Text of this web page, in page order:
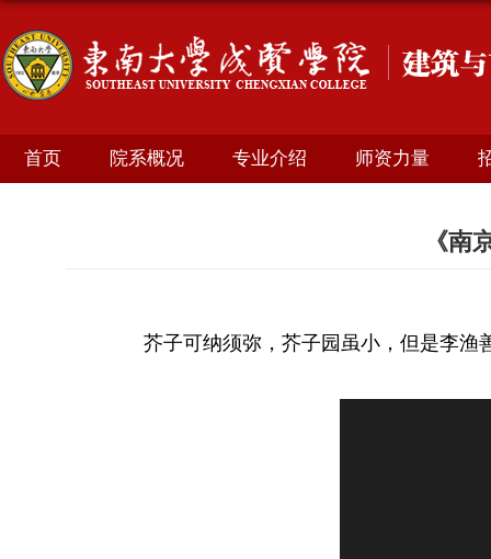
首页 院系概况 专业介绍 师资力量
《南
芥子可纳须弥，芥子园虽小，但是李渔